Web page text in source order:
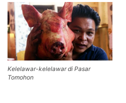
Kelelawar-kelelawar di Pasar
Tomohon